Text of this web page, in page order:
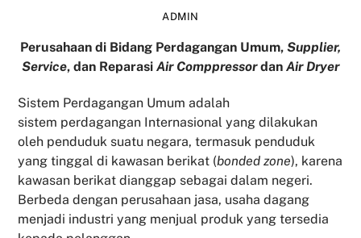
ADMIN
Perusahaan di Bidang Perdagangan Umum, Supplier,
Service, dan Reparasi Air Comppressordan Air Dryer
Sistem Perdagangan Umum adalah
sistem perdagangan Internasional yang dilakukan
oleh penduduk suatu negara, termasuk penduduk
yang tinggal di kawasan berikat (bonded zone), karena
kawasan berikat dianggap sebagai dalam negeri.
Berbeda dengan perusahaan jasa, usaha dagang
menjadi industri yang menjual produk yang tersedia